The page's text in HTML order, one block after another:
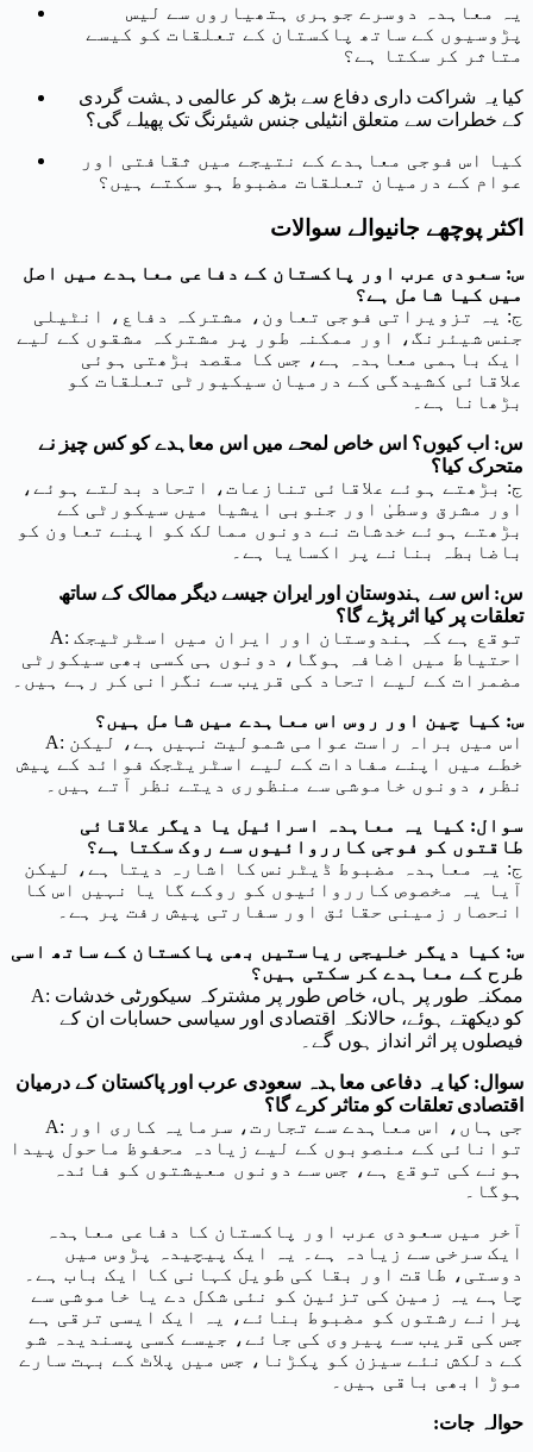
یہ معاہدہ دوسرے جوہری ہتھیاروں سے لیس
پڑوسیوں کے ساتھ پاکستان کے تعلقات کو کیسے
متاثر کر سکتا ہے؟
کیا یہ شراکت داری دفاع سے بڑھ کر عالمی دہشت گردی
کے خطرات سے متعلق انٹیلی جنس شیئرنگ تک پھیلے گی؟
کیا اس فوجی معاہدے کے نتیجے میں ثقافتی اور
عوام کے درمیان تعلقات مضبوط ہو سکتے ہیں؟
اکثر پوچھے جانیوالے سوالات
س: سعودی عرب اور پاکستان کے دفاعی معاہدے میں اصل
میں کیا شامل ہے؟
ج: یہ تزویراتی فوجی تعاون، مشترکہ دفاع، انٹیلی
جنس شیئرنگ، اور ممکنہ طور پر مشترکہ مشقوں کے لیے
ایک باہمی معاہدہ ہے، جس کا مقصد بڑھتی ہوئی
علاقائی کشیدگی کے درمیان سیکیورٹی تعلقات کو
بڑھانا ہے۔
س: اب کیوں؟ اس خاص لمحے میں اس معاہدے کو کس چیز نے
متحرک کیا؟
ج: بڑھتے ہوئے علاقائی تنازعات، اتحاد بدلتے ہوئے،
اور مشرق وسطیٰ اور جنوبی ایشیا میں سیکورٹی کے
بڑھتے ہوئے خدشات نے دونوں ممالک کو اپنے تعاون کو
باضابطہ بنانے پر اکسایا ہے۔
س: اس سے ہندوستان اور ایران جیسے دیگر ممالک کے ساتھ
تعلقات پر کیا اثر پڑے گا؟
A: توقع ہے کہ ہندوستان اور ایران میں اسٹرٹیجک
احتیاط میں اضافہ ہوگا، دونوں ہی کسی بھی سیکورٹی
مضمرات کے لیے اتحاد کی قریب سے نگرانی کر رہے ہیں۔
س: کیا چین اور روس اس معاہدے میں شامل ہیں؟
A: اس میں براہ راست عوامی شمولیت نہیں ہے، لیکن
خطے میں اپنے مفادات کے لیے اسٹریٹجک فوائد کے پیش
نظر، دونوں خاموشی سے منظوری دیتے نظر آتے ہیں۔
سوال: کیا یہ معاہدہ اسرائیل یا دیگر علاقائی
طاقتوں کو فوجی کارروائیوں سے روک سکتا ہے؟
ج: یہ معاہدہ مضبوط ڈیٹرنس کا اشارہ دیتا ہے، لیکن
آیا یہ مخصوص کارروائیوں کو روکے گا یا نہیں اس کا
انحصار زمینی حقائق اور سفارتی پیش رفت پر ہے۔
س: کیا دیگر خلیجی ریاستیں بھی پاکستان کے ساتھ اسی
طرح کے معاہدے کر سکتی ہیں؟
A: ممکنہ طور پر ہاں، خاص طور پر مشترکہ سیکورٹی خدشات
کو دیکھتے ہوئے، حالانکہ اقتصادی اور سیاسی حسابات ان کے
فیصلوں پر اثر انداز ہوں گے۔
سوال: کیا یہ دفاعی معاہدہ سعودی عرب اور پاکستان کے درمیان
اقتصادی تعلقات کو متاثر کرے گا؟
A: جی ہاں، اس معاہدے سے تجارت، سرمایہ کاری اور
توانائی کے منصوبوں کے لیے زیادہ محفوظ ماحول پیدا
ہونے کی توقع ہے، جس سے دونوں معیشتوں کو فائدہ
ہوگا۔
آخر میں سعودی عرب اور پاکستان کا دفاعی معاہدہ
ایک سرخی سے زیادہ ہے۔ یہ ایک پیچیدہ پڑوس میں
دوستی، طاقت اور بقا کی طویل کہانی کا ایک باب ہے۔
چاہے یہ زمین کی تزئین کو نئی شکل دے یا خاموشی سے
پرانے رشتوں کو مضبوط بنائے، یہ ایک ایسی ترقی ہے
جس کی قریب سے پیروی کی جائے، جیسے کسی پسندیدہ شو
کے دلکش نئے سیزن کو پکڑنا، جس میں پلاٹ کے بہت سارے
موڑ ابھی باقی ہیں۔
حوالہ جات: